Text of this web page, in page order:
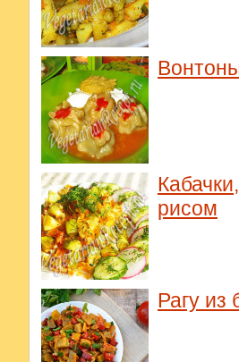
рисом
Рагу из